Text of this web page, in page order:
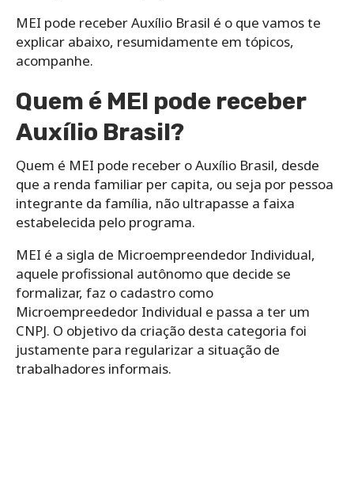
MEI pode receber Auxílio Brasil é o que vamos te
explicar abaixo, resumidamente em tópicos,
acompanhe.
Quem é MEI pode receber
Auxílio Brasil?
Quem é MEI pode receber o Auxílio Brasil, desde
que a renda familiar per capita, ou seja por pessoa
integrante da família, não ultrapasse a faixa
estabelecida pelo programa.
MEI é a sigla de Microempreendedor Individual,
aquele profissional autônomo que decide se
formalizar, faz o cadastro como
Microempreededor Individual e passa a ter um
CNPJ. O objetivo da criação desta categoria foi
justamente para regularizar a situação de
trabalhadores informais.